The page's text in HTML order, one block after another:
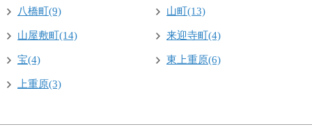
八橋町(9) 山町(13)
山屋敷町(14) 来迎寺町(4)
宝(4) 東上重原(6)
上重原(3)